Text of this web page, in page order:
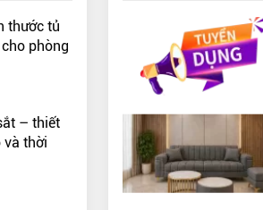
thước tủ
phòng
– thiết
và thời